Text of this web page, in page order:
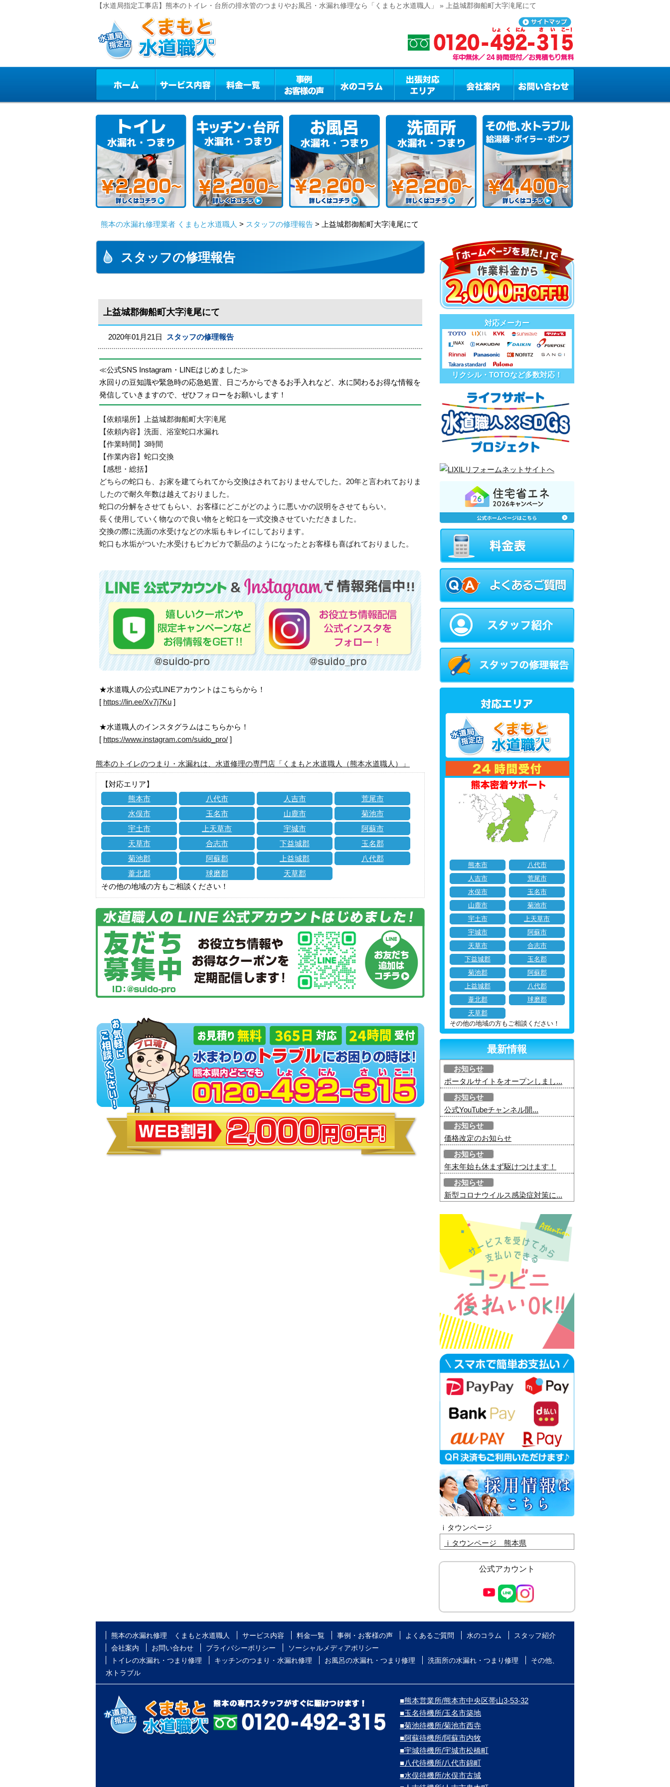
【水道局指定工事店】熊本のトイレ・台所の排水管のつまりやお風呂・水漏れ修理なら「くまもと水道職人」 » 上益城郡御船町大字滝尾にて
熊本の水漏れ修理業者 くまもと水道職人 > スタッフの修理報告 > 上益城郡御船町大字滝尾にて
スタッフの修理報告
上益城郡御船町大字滝尾にて
2020年01月21日 スタッフの修理報告
≪公式SNS Instagram・LINEはじめました≫
水回りの豆知識や緊急時の応急処置、日ごろからできるお手入れなど、水に関わるお得な情報を
発信していきますので、ぜひフォローをお願いします！
【依頼場所】上益城郡御船町大字滝尾
【依頼内容】洗面、浴室蛇口水漏れ
【作業時間】3時間
【作業内容】蛇口交換
【感想・総括】
どちらの蛇口も、お家を建てられてから交換はされておりませんでした。20年と言われておりま
したので耐久年数は越えておりました。
蛇口の分解をさせてもらい、お客様にどこがどのように悪いかの説明をさせてもらい。
長く使用していく物なので良い物をと蛇口を一式交換させていただきました。
交換の際に洗面の水受けなどの水垢もキレイにしております。
蛇口も水垢がついた水受けもピカピカで新品のようになったとお客様も喜ばれておりました。
★水道職人の公式LINEアカウントはこちらから！
[ https://lin.ee/Xv7j7Ku ]
★水道職人のインスタグラムはこちらから！
[ https://www.instagram.com/suido_pro/ ]
熊本のトイレのつまり・水漏れは、水道修理の専門店「くまもと水道職人（熊本水道職人）」
【対応エリア】
熊本市
八代市 人吉市
荒尾市
水俣市
玉名市 山鹿市
菊池市
宇土市
上天草市 宇城市
阿蘇市
天草市
合志市 下益城郡
玉名郡
菊池郡
阿蘇郡 上益城郡
八代郡
葦北郡
球磨郡
天草郡
その他の地域の方もご相談ください！
対応メーカー
リクシル・TOTOなど多数対応！
熊本市
八代市
人吉市
荒尾市
水俣市
玉名市
山鹿市
菊池市
宇土市
上天草市
宇城市
阿蘇市
天草市
合志市
下益城郡
玉名郡
菊池郡
阿蘇郡
上益城郡
八代郡
葦北郡
球磨郡
天草郡
その他の地域の方もご相談ください！
最新情報
お知らせ
ポータルサイトをオープンしまし...
お知らせ
公式YouTubeチャンネル開...
お知らせ
価格改定のお知らせ
お知らせ
年末年始も休まず駆けつけます！
お知らせ
新型コロナウイルス感染症対策に...
ｉタウンページ
ｉタウンページ 熊本県
公式アカウント
熊本の水漏れ修理 くまもと水道職人 サービス内容 料金一覧 事例・お客様の声 よくあるご質問 水のコラム
スタッフ紹介
会社案内
お問い合わせ プライバシーポリシー
ソーシャルメディアポリシー
トイレの水漏れ・つまり修理
キッチンのつまり・水漏れ修理 お風呂の水漏れ・つまり修理 洗面所の水漏れ・つまり修理
その他、
水トラブル
■熊本営業所/熊本市中央区帯山3-53-32
■玉名待機所/玉名市築地
■菊池待機所/菊池市西寺
■阿蘇待機所/阿蘇市内牧
■宇城待機所/宇城市松橋町
■八代待機所/八代市錦町
■水俣待機所/水俣市古城